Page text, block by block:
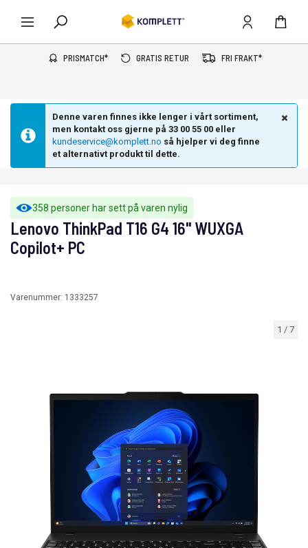
PRISMATCH* GRATIS RETUR FRI FRAKT*
Denne varen finnes ikke lenger i vårt sortiment,
men kontakt oss gjerne på 33 00 55 00 eller
kundeservice@komplett.no så hjelper vi deg finne
et alternativt produkt til dette.
358 personer har sett på varen nylig
1 / 7
Lenovo ThinkPad T16 G4 16" WUXGA
Copilot+ PC
Varenummer: 1333257